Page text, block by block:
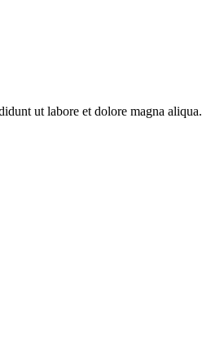
ut labore et dolore magna aliqua.